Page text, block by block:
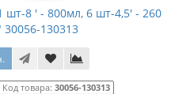
шт-8 ' - 800мл, 6 шт-4,5' - 260
30056-130313
Код товара: 30056-130313